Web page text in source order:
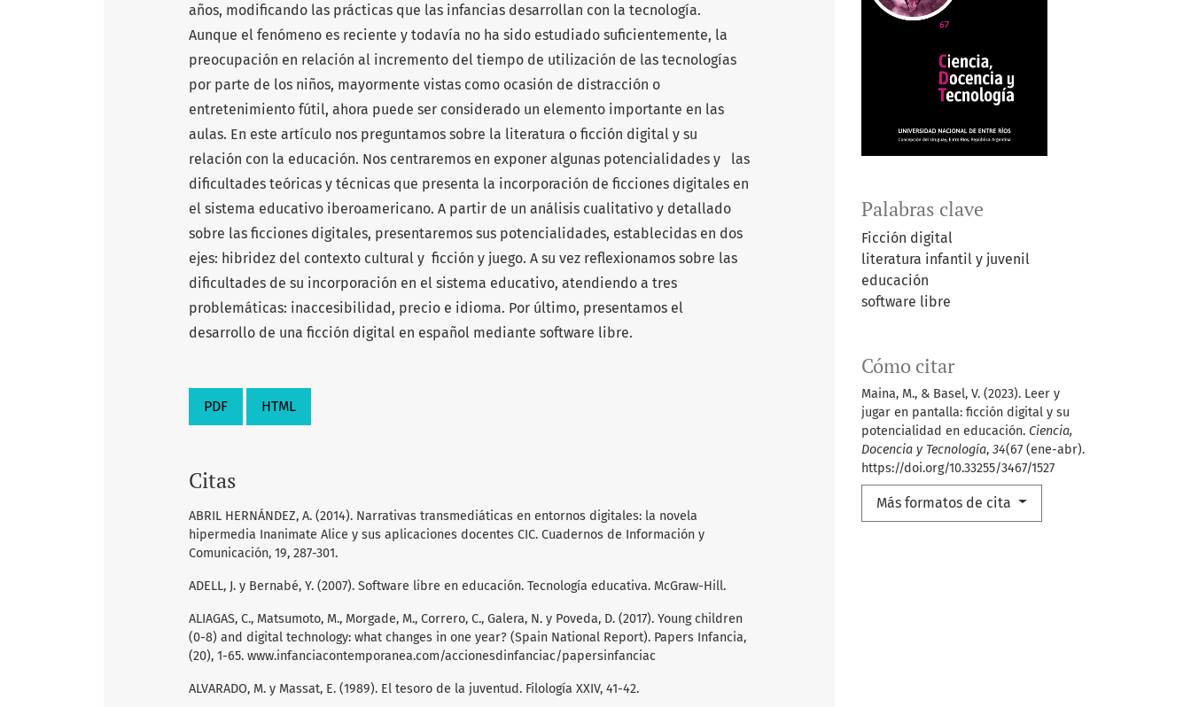
Palabras clave
Ficción digital
literatura infantil y juvenil
educación
software libre
Cómo citar
Maina, M., & Basel, V. (2023). Leer y
jugar en pantalla: ficción digital y su
potencialidad en educación. Ciencia,
Docencia y Tecnología, 34(67 (ene-abr).
https://doi.org/10.33255/3467/1527
Más formatos de cita
años, modificando las prácticas que las infancias desarrollan con la tecnología.
Aunque el fenómeno es reciente y todavía no ha sido estudiado suficientemente, la
preocupación en relación al incremento del tiempo de utilización de las tecnologías
por parte de los niños, mayormente vistas como ocasión de distracción o
entretenimiento fútil, ahora puede ser considerado un elemento importante en las
aulas. En este artículo nos preguntamos sobre la literatura o ficción digital y su
relación con la educación. Nos centraremos en exponer algunas potencialidades y las
dificultades teóricas y técnicas que presenta la incorporación de ficciones digitales en
el sistema educativo iberoamericano. A partir de un análisis cualitativo y detallado
sobre las ficciones digitales, presentaremos sus potencialidades, establecidas en dos
ejes: hibridez del contexto cultural y ficción y juego. A su vez reflexionamos sobre las
dificultades de su incorporación en el sistema educativo, atendiendo a tres
problemáticas: inaccesibilidad, precio e idioma. Por último, presentamos el
desarrollo de una ficción digital en español mediante software libre.
PDF HTML
Citas
ABRIL HERNÁNDEZ, A. (2014). Narrativas transmediáticas en entornos digitales: la novela
hipermedia Inanimate Alice y sus aplicaciones docentes CIC. Cuadernos de Información y
Comunicación, 19, 287-301.
ADELL, J. y Bernabé, Y. (2007). Software libre en educación. Tecnología educativa. McGraw-Hill.
ALIAGAS, C., Matsumoto, M., Morgade, M., Correro, C., Galera, N. y Poveda, D. (2017). Young children
(0-8) and digital technology: what changes in one year? (Spain National Report). Papers Infancia,
(20), 1-65. www.infanciacontemporanea.com/accionesdinfanciac/papersinfanciac
ALVARADO, M. y Massat, E. (1989). El tesoro de la juventud. Filología XXIV, 41-42.